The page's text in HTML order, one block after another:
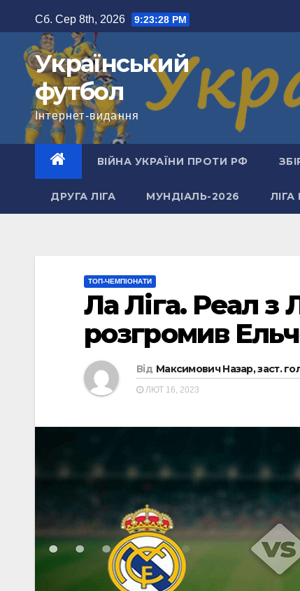
до
вмісту
Сб. Сер 8th, 2026 9:23:29 PM
Український
футбол
Інтернет-видання
ВІЙНА УКРАЇНИ ПРОТИ РФ
ДРУГА ЛІГА МУНДІАЛЬ-2026 ЛІГА
ТОП-ЧЕМПІОНАТИ
Ла Ліга. Реал з
розгромив
Від Максимович Назар, заст.
ЛЮТ 16, 2023